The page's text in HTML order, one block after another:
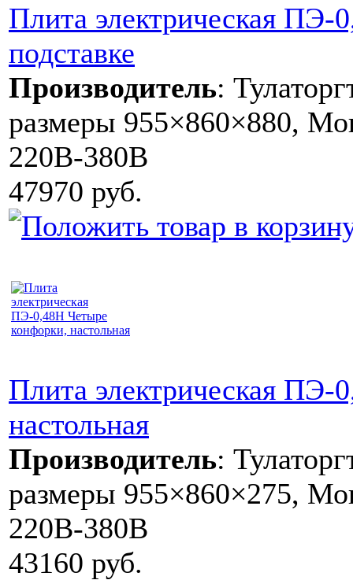
Плита электрическая
подставке
Производитель:
размеры 955×860×880,
220В-380В
47970 руб.
Плита электрическая
настольная
Производитель:
размеры 955×860×275,
220В-380В
43160 руб.